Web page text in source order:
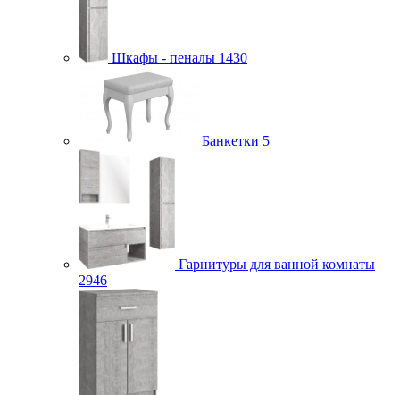
Шкафы - пеналы 1430
Банкетки 5
Гарнитуры для ванной комнаты
2946